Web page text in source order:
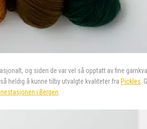
og siden de var vel så opptatt av fine
heldig å kunne tilby utvalgte kvaliteter fra Pickles
i Bergen